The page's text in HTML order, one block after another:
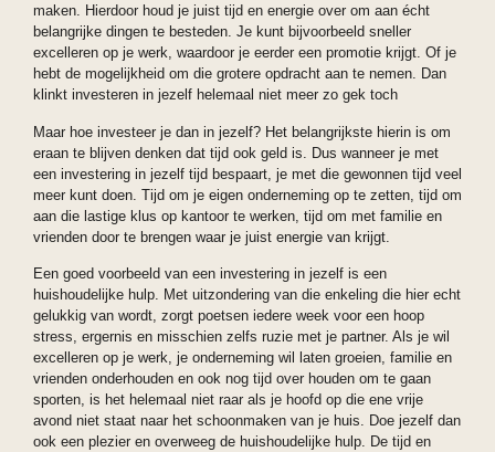
maken. Hierdoor houd je juist tijd en energie over om aan écht
belangrijke dingen te besteden. Je kunt bijvoorbeeld sneller
excelleren op je werk, waardoor je eerder een promotie krijgt. Of je
hebt de mogelijkheid om die grotere opdracht aan te nemen. Dan
klinkt investeren in jezelf helemaal niet meer zo gek toch
Maar hoe investeer je dan in jezelf? Het belangrijkste hierin is om
eraan te blijven denken dat tijd ook geld is. Dus wanneer je met
een investering in jezelf tijd bespaart, je met die gewonnen tijd veel
meer kunt doen. Tijd om je eigen onderneming op te zetten, tijd om
aan die lastige klus op kantoor te werken, tijd om met familie en
vrienden door te brengen waar je juist energie van krijgt.
Een goed voorbeeld van een investering in jezelf is een
huishoudelijke hulp. Met uitzondering van die enkeling die hier echt
gelukkig van wordt, zorgt poetsen iedere week voor een hoop
stress, ergernis en misschien zelfs ruzie met je partner. Als je wil
excelleren op je werk, je onderneming wil laten groeien, familie en
vrienden onderhouden en ook nog tijd over houden om te gaan
sporten, is het helemaal niet raar als je hoofd op die ene vrije
avond niet staat naar het schoonmaken van je huis. Doe jezelf dan
ook een plezier en overweeg de huishoudelijke hulp. De tijd en